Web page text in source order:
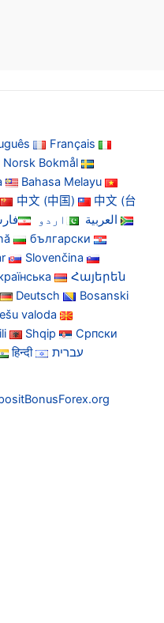
Français
Norsk Bokmål
Bahasa Melayu
中文 (中国)
中文 (台
العربية اردو
български
Slovenčina
Հայերեն
Deutsch
Bosanski
valoda
Shqip
Српски
हिन्दी עברית